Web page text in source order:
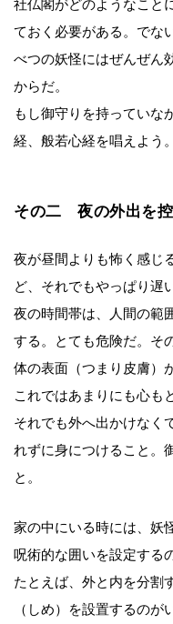
社仏閣がどのようなこと
ておく必要がある。でな
べつの妖怪にはぜんぜん
からだ。
もし御守りを持っていな
経、般若心経を唱えよう。
その二 夜の外出を
夜が昼間よりも怖く感じ
ど、それでもやっぱり遅
夜の時間帯は、人間の範
する。とても危険だ。そ
体の表面（つまり皮膚）
これではあまりにも心も
それでも外へ出かけなく
れずに身につけること。
と。
家の中にいる時には、妖
呪術的な囲いを設定する
たとえば、外と内を分割
（しめ）を設置するのが